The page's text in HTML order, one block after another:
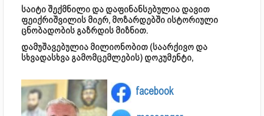
საიტი შექმნილი და დაფინანსებულია დავით
ფეიქრიშვილის მიერ, მოზარდებში ისტორიული
ცნობადობის გაზრდის მიზნით.
დამუშავებულია მილიონობით (საარქივო და
სხვადასხვა გამომცემლების) დოკუმენტი,
facebook